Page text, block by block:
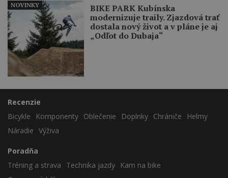
BIKE PARK Kubínska
modernizuje traily. Zjazdová trať
dostala nový život a v pláne je aj
„Odľot do Dubaja“
NOVINKY
Recenzie
Bicykle
Komponenty Oblečenie Doplnky Chrániče
Helmy
Náradie Výživa
Poradňa
Tréning a strava
Technika jazdy
Kam na bike